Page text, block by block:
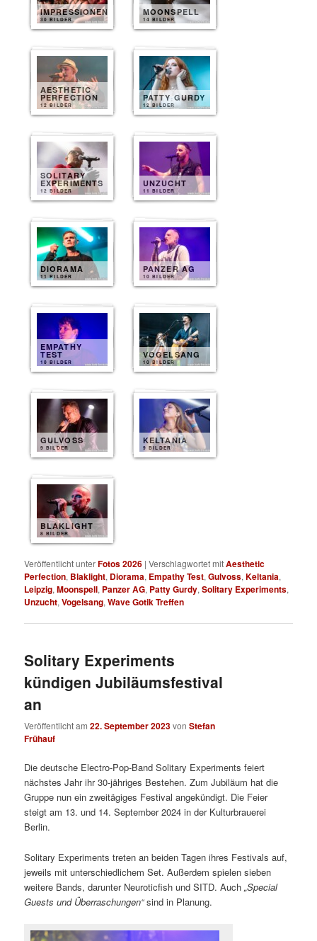
IMPRESSIONEN
30 BILDER
MOONSPELL
14 BILDER
AESTHETIC
PERFECTION
12 BILDER
PATTY GURDY
12 BILDER
SOLITARY
EXPERIMENTS
12 BILDER
UNZUCHT
11 BILDER
DIORAMA
11 BILDER
PANZER AG
10 BILDER
EMPATHY
TEST
10 BILDER
VOGELSANG
10 BILDER
GULVOSS
9 BILDER
KELTANIA
9 BILDER
BLAKLIGHT
8 BILDER
Veröffentlicht unterFotos 2026 |Verschlagwortet mitAesthetic
Perfection, Blaklight, Diorama, Empathy Test,Gulvoss,Keltania,
Leipzig,Moonspell, Panzer AG, Patty Gurdy,Solitary Experiments,
Unzucht,Vogelsang,Wave Gotik Treffen
Solitary Experiments
kündigen Jubiläumsfestival
an
Veröffentlicht am22. September 2023vonStefan
Frühauf
Die deutsche Electro-Pop-Band Solitary Experiments feiert
nächstes Jahr ihr 30-jähriges Bestehen. Zum Jubiläum hat die
Gruppe nun ein zweitägiges Festival angekündigt. Die Feier
steigt am 13. und 14. September 2024 in der Kulturbrauerei
Berlin.
Solitary Experiments treten an beiden Tagen ihres Festivals auf,
jeweils mit unterschiedlichem Set. Außerdem spielen sieben
weitere Bands, darunter Neuroticfish und SITD. Auch„Special
Guests und Überraschungen“sind in Planung.